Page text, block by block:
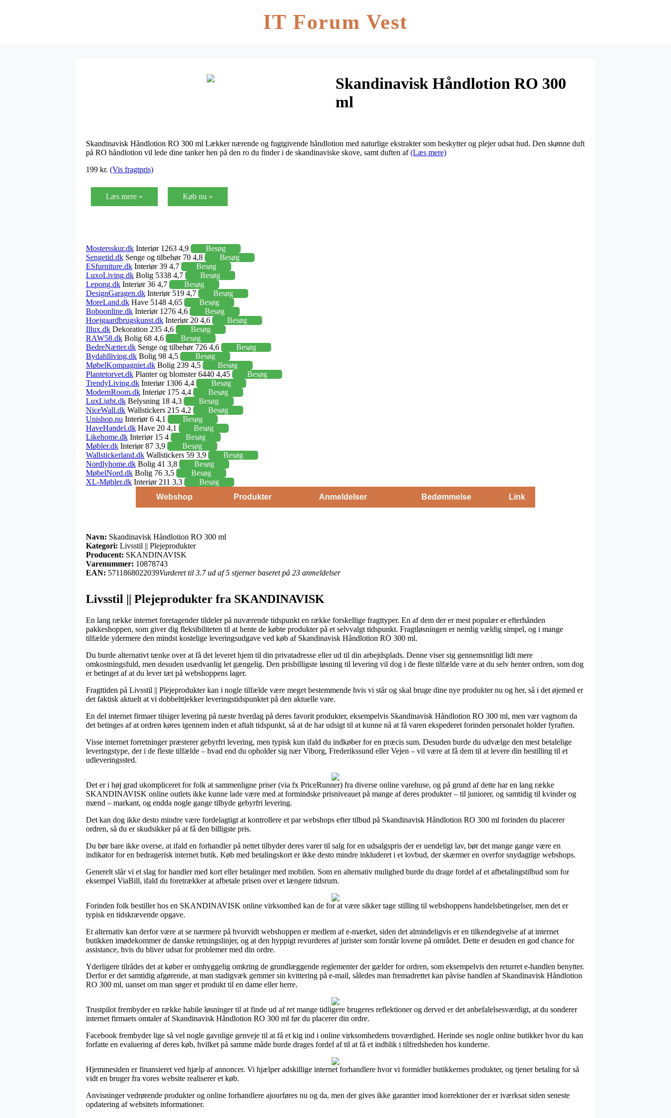
IT Forum Vest
Skandinavisk Håndlotion RO 300
ml
Skandinavisk Håndlotion RO 300 ml Lækker nærende og fugtgivende håndlotion med naturlige ekstrakter som beskytter og plejer udsat hud. Den skønne duft
på RO håndlotion vil lede dine tanker hen på den ro du finder i de skandinaviske skove, samt duften af(Læs mere)
199 kr. (Vis fragtpris)
Læs mere » Køb nu »
Mostersskur.dk Interiør 1263 4,9
Besøg
Sengetid.dk Senge og tilbehør 70 4,8
Besøg
ESfurniture.dk Interiør 39 4,7
Besøg
LuxoLiving.dk Bolig 5338 4,7
Besøg
Lepong.dk Interiør 36 4,7
Besøg
DesignGaragen.dk Interiør 519 4,7
Besøg
MoreLand.dk Have 5148 4,65
Besøg
Boboonline.dk Interiør 1276 4,6
Besøg
Hoejgaardbrugskunst.dk Interiør 20 4,6
Besøg
Illux.dk Dekoration 235 4,6
Besøg
RAW58.dk Bolig 68 4,6
Besøg
BedreNætter.dk Senge og tilbehør 726 4,6
Besøg
Bydahlliving.dk Bolig 98 4,5
Besøg
MøbelKompagniet.dk Bolig 239 4,5
Besøg
Plantetorvet.dk Planter og blomster 6440 4,45
Besøg
TrendyLiving.dk Interiør 1306 4,4
Besøg
ModernRoom.dk Interiør 175 4,4
Besøg
LuxLight.dk Belysning 18 4,3
Besøg
NiceWall.dk Wallstickers 215 4,2
Besøg
Unishop.nu Interiør 6 4,1
Besøg
HaveHandel.dk Have 20 4,1
Besøg
Likehome.dk Interiør 15 4
Besøg
Møbler.dk Interiør 87 3,9
Besøg
Wallstickerland.dk Wallstickers 59 3,9
Besøg
Nordlyhome.dk Bolig 41 3,8
Besøg
MøbelNord.dk Bolig 76 3,5
Besøg
XL-Møbler.dk Interiør 211 3,3
Besøg
Webshop
Produkter Anmeldelser Bedømmelse Link
Navn: Skandinavisk Håndlotion RO 300 ml
Kategori: Livsstil || Plejeprodukter
Producent: SKANDINAVISK
Varenummer: 10878743
EAN: 5711868022039Vurderet til 3.7 ud af 5 stjerner baseret på 23 anmeldelser
Livsstil || Plejeprodukter fra SKANDINAVISK
En lang række internet foretagender tildeler på nuværende tidspunkt en række forskellige fragttyper. En af dem der er mest populær er efterhånden
pakkeshoppen, som giver dig fleksibiliteten til at hente de købte produkter på et selvvalgt tidspunkt. Fragtløsningen er nemlig vældig simpel, og i mange
tilfælde ydermere den mindst kostelige leveringsudgave ved køb af Skandinavisk Håndlotion RO 300 ml.
Du burde alternativt tænke over at få det leveret hjem til din privatadresse eller ud til din arbejdsplads. Denne viser sig gennemsnitligt lidt mere
omkostningsfuld, men desuden usædvanlig let gængelig. Den prisbilligste løsning til levering vil dog i de fleste tilfælde være at du selv henter ordren, som dog
er betinget af at du lever tæt på webshoppens lager.
Fragttiden på Livsstil || Plejeprodukter kan i nogle tilfælde være meget bestemmende hvis vi står og skal bruge dine nye produkter nu og her, så i det øjemed er
det faktisk aktuelt at vi dobbelttjekker leveringstidspunktet på den aktuelle vare.
En del internet firmaer tilsiger levering på næste hverdag på deres favorit produkter, eksempelvis Skandinavisk Håndlotion RO 300 ml, men vær vagtsom da
det betinges af at ordren køres igennem inden et aftalt tidspunkt, så at de har udsigt til at kunne nå at få varen ekspederet forinden personalet holder fyraften.
Visse internet forretninger præsterer gebyrfri levering, men typisk kun ifald du indkøber for en præcis sum. Desuden burde du udvælge den mest betalelige
leveringstype, der i de fleste tilfælde – hvad end du opholder sig nær Viborg, Frederikssund eller Vejen – vil være at få dem til at levere din bestilling til et
udleveringssted.
Det er i høj grad ukompliceret for folk at sammenligne priser (via fx PriceRunner) fra diverse online varehuse, og på grund af dette har en lang række
SKANDINAVISK online outlets ikke kunne lade være med at formindske prisniveauet på mange af deres produkter – til juniorer, og samtidig til kvinder og
mænd – markant, og endda nogle gange tilbyde gebyrfri levering.
Det kan dog ikke desto mindre være fordelagtigt at kontrollere et par webshops efter tilbud på Skandinavisk Håndlotion RO 300 ml forinden du placerer
ordren, så du er skudsikker på at få den billigste pris.
Du bør bare ikke overse, at ifald en forhandler på nettet tilbyder deres varer til salg for en udsalgspris der er uendeligt lav, bør det mange gange være en
indikator for en bedragerisk internet butik. Køb med betalingskort er ikke desto mindre inkluderet i et lovbud, der skærmer en overfor snydagtige webshops.
Generelt slår vi et slag for handler med kort eller betalinger med mobilen. Som en alternativ mulighed burde du drage fordel af et afbetalingstilbud som for
eksempel ViaBill, ifald du foretrækker at afbetale prisen over et længere tidsrum.
Forinden folk bestiller hos en SKANDINAVISK online virksomhed kan de for at være sikker tage stilling til webshoppens handelsbetingelser, men det er
typisk en tidskrævende opgave.
Et alternativ kan derfor være at se nærmere på hvorvidt webshoppen er medlem af e-mærket, siden det almindeligvis er en tilkendegivelse af at internet
butikken imødekommer de danske retningslinjer, og at den hyppigt revurderes af jurister som forstår lovene på området. Dette er desuden en god chance for
assistance, hvis du bliver udsat for problemer med din ordre.
Yderligere tilrådes det at køber er omhyggelig omkring de grundlæggende reglementer der gælder for ordren, som eksempelvis den returret e-handlen benytter.
Derfor er det samtidig afgørende, at man stadigvæk gemmer sin kvittering på e-mail, således man fremadrettet kan påvise handlen af Skandinavisk Håndlotion
RO 300 ml, uanset om man søger et produkt til en dame eller herre.
Trustpilot frembyder en række habile løsninger til at finde ud af ret mange tidligere brugeres reflektioner og derved er det anbefalelsesværdigt, at du sonderer
internet firmaets omtaler af Skandinavisk Håndlotion RO 300 ml før du placerer din ordre.
Facebook frembyder lige så vel nogle gavnlige genveje til at få et kig ind i online virksomhedens troværdighed. Herinde ses nogle online butikker hvor du kan
forfatte en evaluering af deres køb, hvilket på samme måde burde drages fordel af til at få et indblik i tilfredsheden hos kunderne.
Hjemmesiden er finansieret ved hjælp af annoncer. Vi hjælper adskillige internet forhandlere hvor vi formidler butikkernes produkter, og tjener betaling for så
vidt en bruger fra vores website realiserer et køb.
Anvisninger vedrørende produkter og online forhandlere ajourføres nu og da, men der gives ikke garantier imod korrektioner der er iværksat siden seneste
opdatering af websitets informationer.